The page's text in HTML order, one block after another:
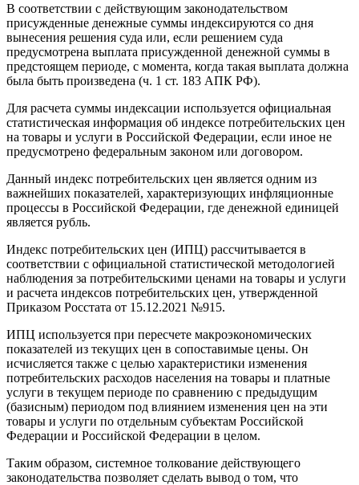
В соответствии с действующим законодательством
присужденные денежные суммы индексируются со дня
вынесения решения суда или, если решением суда
предусмотрена выплата присужденной денежной суммы в
предстоящем периоде, с момента, когда такая выплата должна
была быть произведена (ч. 1 ст. 183 АПК РФ).
Для расчета суммы индексации используется официальная
статистическая информация об индексе потребительских цен
на товары и услуги в Российской Федерации, если иное не
предусмотрено федеральным законом или договором.
Данный индекс потребительских цен является одним из
важнейших показателей, характеризующих инфляционные
процессы в Российской Федерации, где денежной единицей
является рубль.
Индекс потребительских цен (ИПЦ) рассчитывается в
соответствии с официальной статистической методологией
наблюдения за потребительскими ценами на товары и услуги
и расчета индексов потребительских цен, утвержденной
Приказом Росстата от 15.12.2021 №915.
ИПЦ используется при пересчете макроэкономических
показателей из текущих цен в сопоставимые цены. Он
исчисляется также с целью характеристики изменения
потребительских расходов населения на товары и платные
услуги в текущем периоде по сравнению с предыдущим
(базисным) периодом под влиянием изменения цен на эти
товары и услуги по отдельным субъектам Российской
Федерации и Российской Федерации в целом.
Таким образом, системное толкование действующего
законодательства позволяет сделать вывод о том, что